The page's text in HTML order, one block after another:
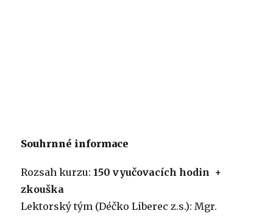
Souhrnné informace
Rozsah kurzu:150 vyučovacích hodin +
zkouška
Lektorský tým (Déčko Liberec z.s.): Mgr.